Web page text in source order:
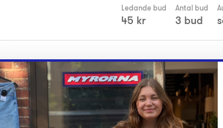
Ledande bud
45 kr
Antal bud
3 bud